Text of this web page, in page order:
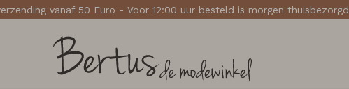
vanaf 50 Euro - Voor 12:00 uur besteld is morgen thuisbezorgd